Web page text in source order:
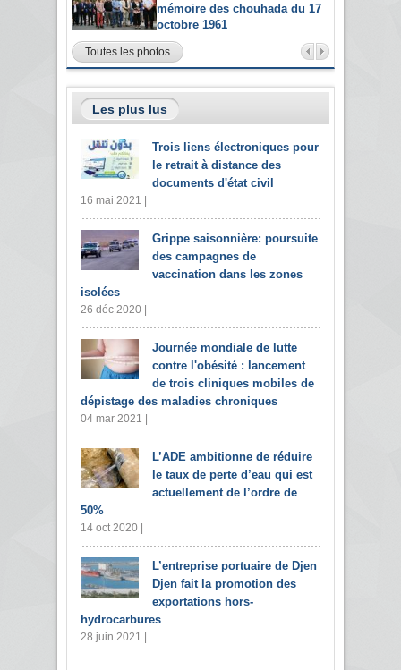
mémoire des chouhada du 17
octobre 1961
Toutes les photos
Les plus lus
Trois liens électroniques pour
le retrait à distance des
documents d'état civil
16 mai 2021 |
Grippe saisonnière: poursuite
des campagnes de
vaccination dans les zones
isolées
26 déc 2020 |
Journée mondiale de lutte
contre l'obésité : lancement
de trois cliniques mobiles de
dépistage des maladies chroniques
04 mar 2021 |
L’ADE ambitionne de réduire
le taux de perte d’eau qui est
actuellement de l’ordre de
50%
14 oct 2020 |
L’entreprise portuaire de Djen
Djen fait la promotion des
exportations hors-
hydrocarbures
28 juin 2021 |